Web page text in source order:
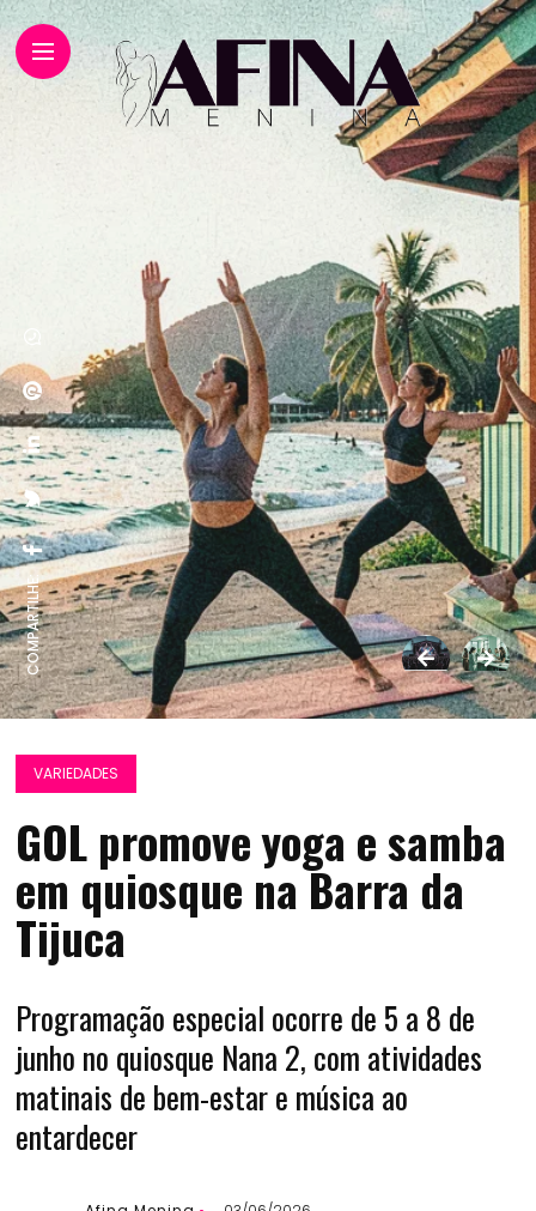
COMPARTILHE:
VARIEDADES
GOL promove yoga e samba
em quiosque na Barra da
Tijuca
Programação especial ocorre de 5 a 8 de
junho no quiosque Nana 2, com atividades
matinais de bem-estar e música ao
entardecer